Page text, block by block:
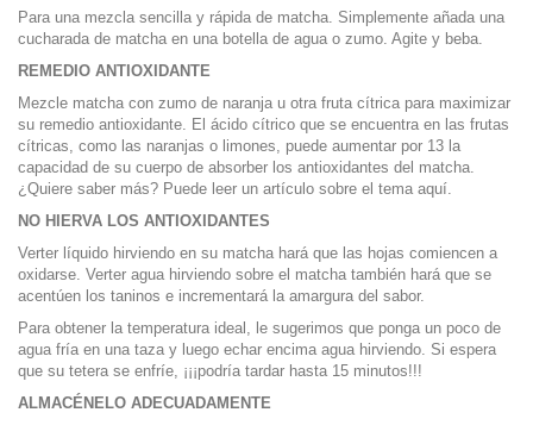
Para una mezcla sencilla y rápida de matcha. Simplemente añada una
cucharada de matcha en una botella de agua o zumo. Agite y beba.
REMEDIO ANTIOXIDANTE
Mezcle matcha con zumo de naranja u otra fruta cítrica para maximizar
su remedio antioxidante. El ácido cítrico que se encuentra en las frutas
cítricas, como las naranjas o limones, puede aumentar por 13 la
capacidad de su cuerpo de absorber los antioxidantes del matcha.
¿Quiere saber más? Puede leer un artículo sobre el tema aquí.
NO HIERVA LOS ANTIOXIDANTES
Verter líquido hirviendo en su matcha hará que las hojas comiencen a
oxidarse. Verter agua hirviendo sobre el matcha también hará que se
acentúen los taninos e incrementará la amargura del sabor.
Para obtener la temperatura ideal, le sugerimos que ponga un poco de
agua fría en una taza y luego echar encima agua hirviendo. Si espera
que su tetera se enfríe, ¡¡¡podría tardar hasta 15 minutos!!!
ALMACÉNELO ADECUADAMENTE